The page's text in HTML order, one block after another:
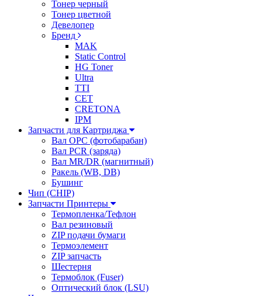
Тонер черный
Тонер цветной
Девелопер
Бренд
MAK
Static Control
HG Toner
Ultra
TTI
CET
CRETONA
IPM
Запчасти для Картриджа
Вал OPC (фотобарабан)
Вал PCR (заряда)
Вал MR/DR (магнитный)
Ракель (WB, DB)
Бушинг
Чип (CHIP)
Запчасти Принтеры
Термопленка/Тефлон
Вал резиновый
ZIP подачи бумаги
Термоэлемент
ZIP запчасть
Шестерня
Термоблок (Fuser)
Оптический блок (LSU)